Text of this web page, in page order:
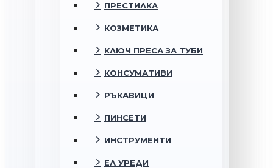
ПРЕСТИЛКА
КОЗМЕТИКА
КЛЮЧ ПРЕСА ЗА ТУБИ
КОНСУМАТИВИ
РЪКАВИЦИ
ПИНСЕТИ
ИНСТРУМЕНТИ
ЕЛ УРЕДИ